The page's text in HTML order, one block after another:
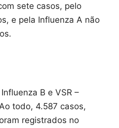
sete casos, pelo
e pela Influenza A não
B e VSR –
todo, 4.587 casos,
registrados no